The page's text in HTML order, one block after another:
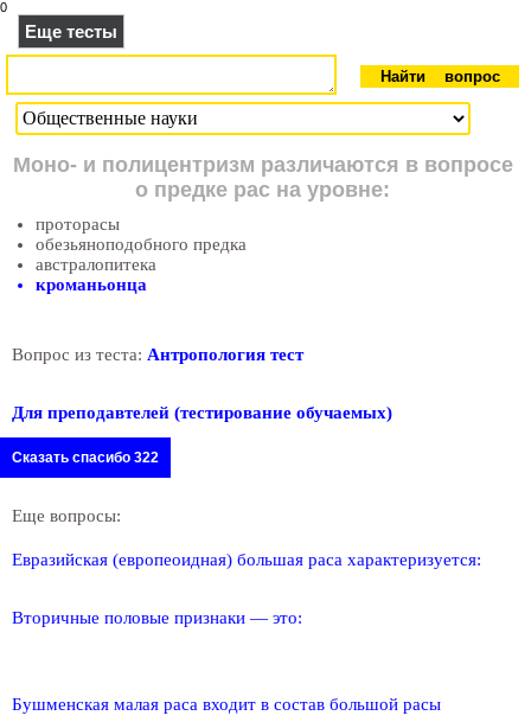
0
Еще тесты
Моно- и полицентризм различаются в вопросе
о предке рас на уровне:
проторасы
обезьяноподобного предка
австралопитека
кроманьонца
Вопрос из теста: Антропология тест
Для преподавтелей (тестирование обучаемых)
Сказать спасибо 322
Еще вопросы:
Евразийская (европеоидная) большая раса характеризуется:
Вторичные половые признаки — это:
Бушменская малая раса входит в состав большой расы